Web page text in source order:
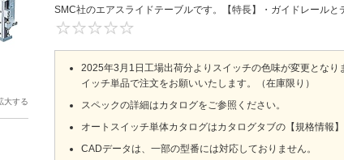
大する
SMC社のエアスライドテーブルです。【特長】・ガイドレール
2025年3月1日工場出荷分よりスイッチの色味が変更とな
イッチ単品で注文をお願いいたします。（在庫限り）
スペックの詳細はカタログをご参照ください。
オートスイッチ単体カタログはカタログタブの【規格情報
CADデータは、一部の型番には対応しておりません。